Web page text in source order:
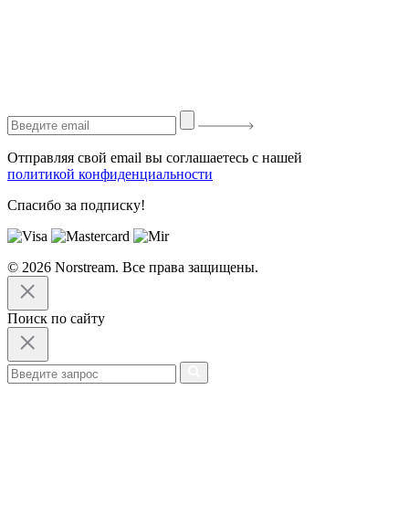
Отправляя свой email вы соглашаетесь с нашей
политикой конфиденциальности
Спасибо за подписку!
© 2026 Norstream. Все права защищены.
Поиск по сайту